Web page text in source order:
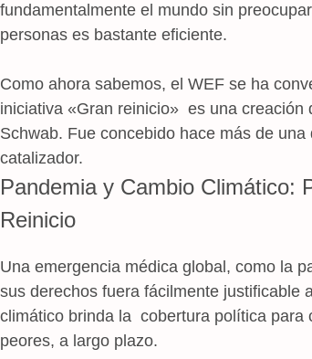
fundamentalmente el mundo sin
personas es bastante eficiente.
Como ahora sabemos, el WEF se ha
iniciativa «Gran reinicio» es una creación
Schwab. Fue concebido hace más de
catalizador.
Pandemia y Cambio Climático:
Reinicio
Una emergencia médica global, como la
sus derechos fuera fácilmente
climático brinda la cobertura política para
peores, a largo plazo.